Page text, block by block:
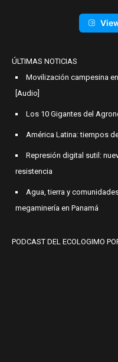
ÚLTIMAS NOTICIAS
Movilización campesina
[Audio]
Los 10 Gigantes del
América Latina: tiempos
Represión digital sutil:
resistencia
Agua, tierra y
megaminería en Panamá
PODCAST DEL ECOLOGIMO